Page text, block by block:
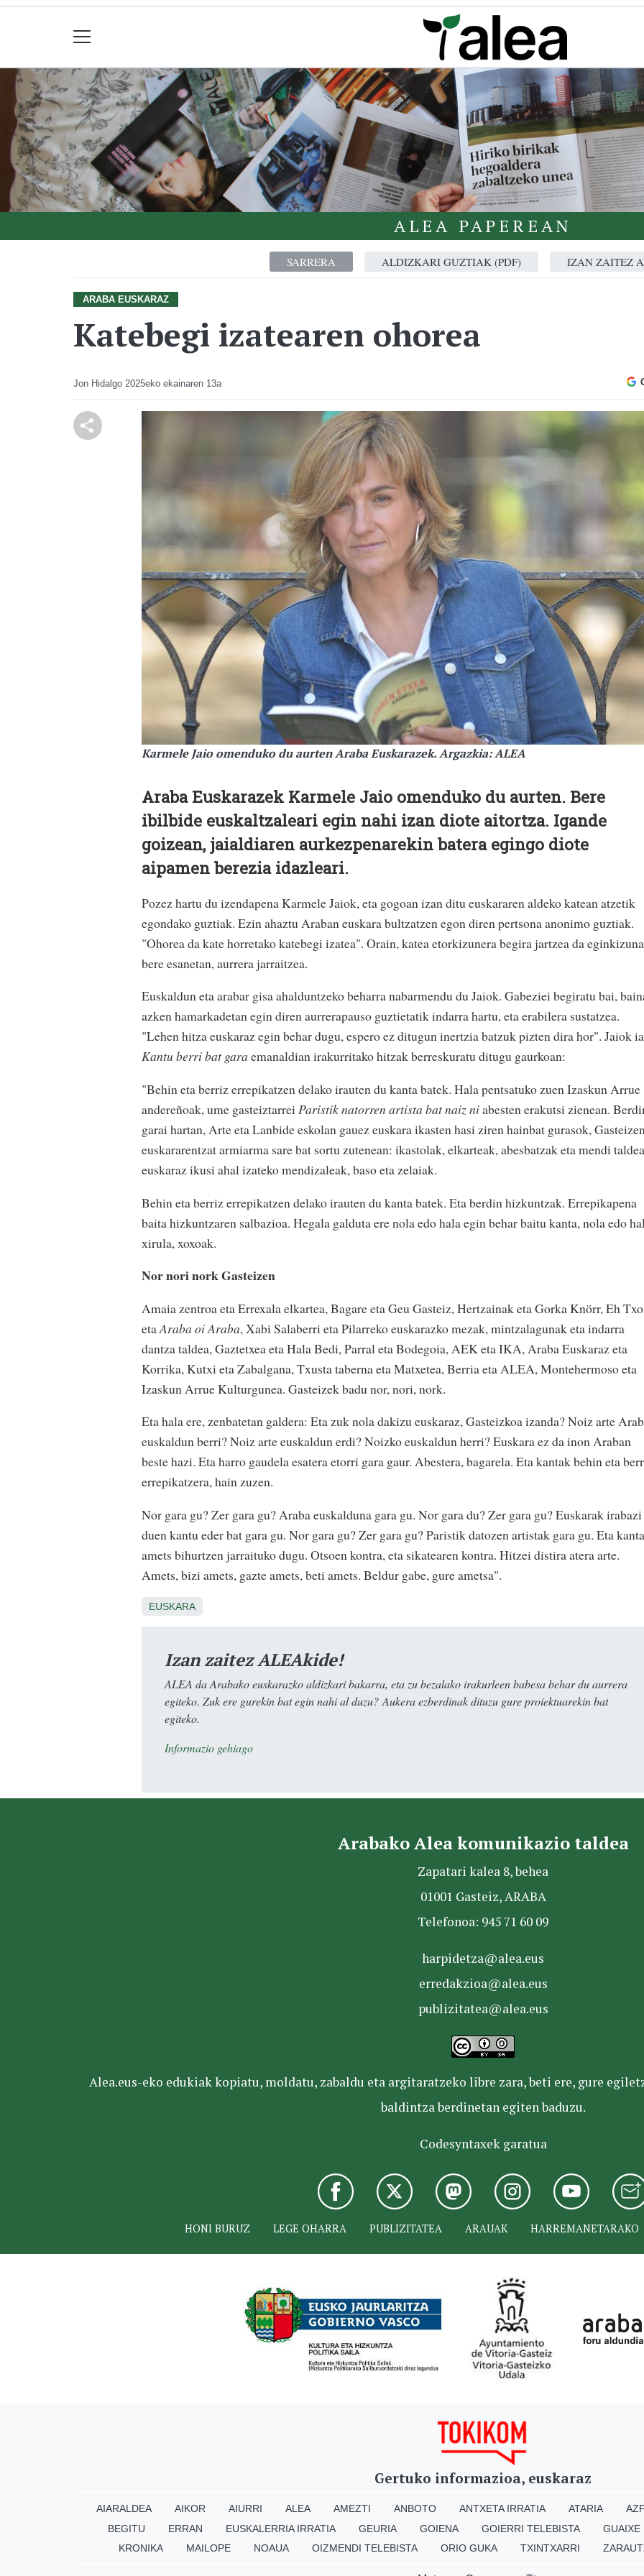
ALEA PAPEREAN
SARRERA ALDIZKARI GUZTIAK (PDF) IZAN ZAITEZ
ARABA EUSKARAZ
Katebegi izatearen ohorea
Jon Hidalgo 2025eko ekainaren 13a
Karmele Jaio omenduko du aurten Araba Euskarazek. Argazkia: ALEA
Araba Euskarazek Karmele Jaio omenduko du aurten. Bere
ibilbide euskaltzaleari egin nahi izan diote aitortza. Igande
goizean, jaialdiaren aurkezpenarekin batera egingo diote
aipamen berezia idazleari.
Pozez hartu du izendapena Karmele Jaiok, eta gogoan izan ditu euskararen aldeko katean atzetik
egondako guztiak. Ezin ahaztu Araban euskara bultzatzen egon diren pertsona anonimo guztiak.
"Ohorea da kate horretako katebegi izatea". Orain, katea etorkizunera begira jartzea da
bere esanetan, aurrera jarraitzea.
Euskaldun eta arabar gisa ahalduntzeko beharra nabarmendu du Jaiok. Gabeziei begiratu bai,
azken hamarkadetan egin diren aurrerapauso guztietatik indarra hartu, eta erabilera sustatzea.
"Lehen hitza euskaraz egin behar dugu, espero ez ditugun inertzia batzuk pizten dira hor". Jaiok
Kantu berri bat gara emanaldian irakurritako hitzak berreskuratu ditugu gaurkoan:
"Behin eta berriz errepikatzen delako irauten du kanta batek. Hala pentsatuko zuen Izaskun Arrue
andereñoak, ume gasteiztarreiParistik natorren artista bat naiz niabesten erakutsi zienean.
garai hartan, Arte eta Lanbide eskolan gauez euskara ikasten hasi ziren hainbat gurasok,
euskararentzat armiarma sare bat sortu zutenean: ikastolak, elkarteak, abesbatzak eta mendi
euskaraz ikusi ahal izateko mendizaleak, baso eta zelaiak.
Behin eta berriz errepikatzen delako irauten du kanta batek. Eta berdin hizkuntzak. Errepikapena
baita hizkuntzaren salbazioa. Hegala galduta ere nola edo hala egin behar baitu kanta, nola edo
xirula, xoxoak.
Nor nori nork Gasteizen
Amaia zentroa eta Errexala elkartea, Bagare eta Geu Gasteiz, Hertzainak eta Gorka Knörr, Eh Txo
etaAraba oi Araba, Xabi Salaberri eta Pilarreko euskarazko mezak, mintzalagunak eta indarra
dantza taldea, Gaztetxea eta Hala Bedi, Parral eta Bodegoia, AEK eta IKA, Araba Euskaraz eta
Korrika, Kutxi eta Zabalgana, Txusta taberna eta Matxetea, Berria eta ALEA, Montehermoso eta
Izaskun Arrue Kulturgunea. Gasteizek badu nor, nori, nork.
Eta hala ere, zenbatetan galdera: Eta zuk nola dakizu euskaraz, Gasteizkoa izanda? Noiz arte
euskaldun berri? Noiz arte euskaldun erdi? Noizko euskaldun herri? Euskara ez da inon Araban
beste hazi. Eta harro gaudela esatera etorri gara gaur. Abestera, bagarela. Eta kantak behin eta
errepikatzera, hain zuzen.
Nor gara gu? Zer gara gu? Araba euskalduna gara gu. Nor gara du? Zer gara gu? Euskarak irabazi
duen kantu eder bat gara gu. Nor gara gu? Zer gara gu? Paristik datozen artistak gara gu. Eta
amets bihurtzen jarraituko dugu. Otsoen kontra, eta sikatearen kontra. Hitzei distira atera arte.
Amets, bizi amets, gazte amets, beti amets. Beldur gabe, gure ametsa".
EUSKARA
Izan zaitez ALEAkide!
ALEA da Arabako euskarazko aldizkari bakarra, eta zu bezalako irakurleen babesa behar du aurrera
egiteko. Zuk ere gurekin bat egin nahi al duzu? Aukera ezberdinak dituzu gure proiektuarekin bat
egiteko.
Informazio gehiago
Arabako Alea komunikazio taldea
Zapatari kalea 8, behea
01001 Gasteiz, ARABA
Telefonoa: 945 71 60 09
harpidetza@alea.eus
erredakzioa@alea.eus
publizitatea@alea.eus
Alea.eus-eko edukiak kopiatu, moldatu, zabaldu eta argitaratzeko libre zara, beti ere, gure
baldintza berdinetan egiten baduzu.
Codesyntaxek garatua
HONI BURUZ LEGE OHARRA PUBLIZITATEA ARAUAK HARREMANETARAKO
Gertuko informazioa, euskaraz
AIARALDEA AIKOR AIURRI ALEA AMEZTI ANBOTO ANTXETA IRRATIA ATARIA
BEGITU
ERRAN EUSKALERRIA IRRATIA GEURIA GOIENA GOIERRI TELEBISTA
GUAIXE
KRONIKA
MAILOPE NOAUA OIZMENDI TELEBISTA ORIO GUKA TXINTXARRI